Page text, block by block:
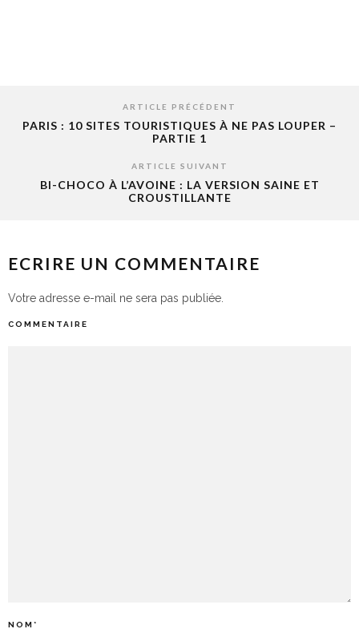
ARTICLE PRÉCÉDENT
PARIS : 10 SITES TOURISTIQUES À NE PAS LOUPER –
PARTIE 1
ARTICLE SUIVANT
BI-CHOCO À L’AVOINE : LA VERSION SAINE ET
CROUSTILLANTE
ECRIRE UN COMMENTAIRE
Votre adresse e-mail ne sera pas publiée.
COMMENTAIRE
NOM *